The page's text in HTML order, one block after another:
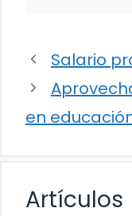
Salario
en
Artículos